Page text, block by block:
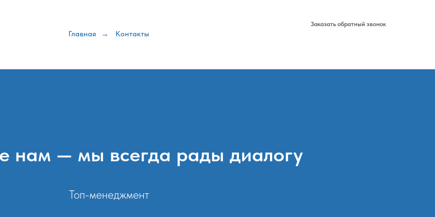
Заказать обратный звонок
Главная → Контакты
нам — мы всегда рады диалогу
Топ-менеджмент